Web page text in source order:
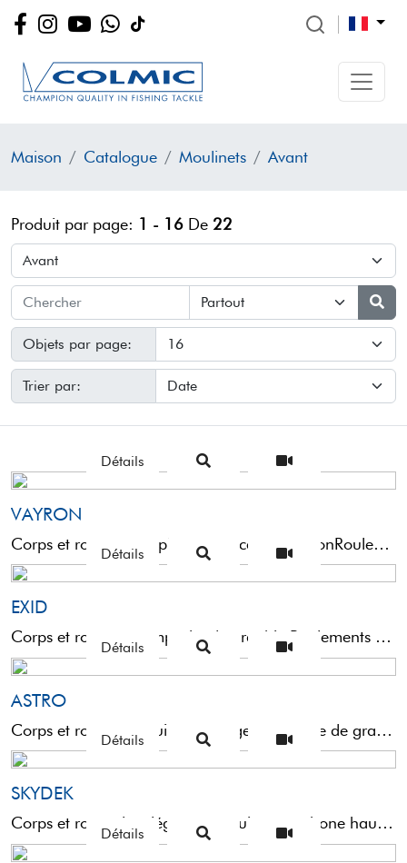
Maison Catalogue Moulinets Avant
Produit par page: 1 - 16 De 22
Objets par page:
Trier par:
Détails
VAYRON
Corps et rotor en graphite renforcé No-TorsionRoulements en acier inox à double blindage avec traitement anti-corrosionArchet en aluminium ...
Détails
EXID
Corps et rotor en composite de graphiteRoulements à billes blindés en acierArchet en aluminium tubulaire surdimensionnéCNC Nail ...
Détails
ASTRO
Corps et rotor construits en alliage composite de graphite de dernière génération XTS-80Roulements en acier inox à billes ...
Détails
SKYDEK
Corps et rotor ultra-légers construits en carbone haut module M60Roulements SS en acier inox Durable Resistance à billes ...
Détails